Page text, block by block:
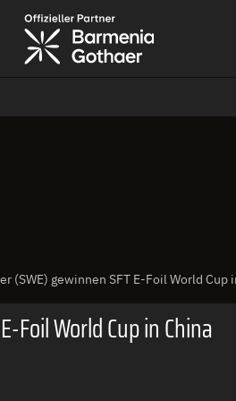
(SWE) gewinnen SFT E-Foil World Cup
Foil World Cup in China